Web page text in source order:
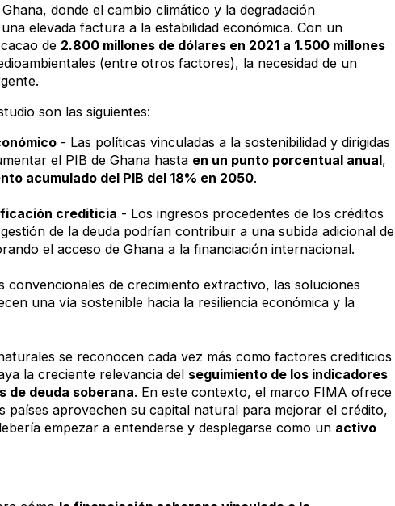
donde el cambio climático y la degradación
elevada factura a la estabilidad económica. Con un
de 2.800 millones de dólares en 2021 a 1.500 millones
(entre otros factores), la necesidad de un
son las siguientes:
- Las políticas vinculadas a la sostenibilidad y dirigidas
el PIB de Ghana hasta en un punto porcentual anual,
acumulado del PIB del 18% en 2050.
crediticia - Los ingresos procedentes de los créditos
de la deuda podrían contribuir a una subida adicional de
el acceso de Ghana a la financiación internacional.
convencionales de crecimiento extractivo, las soluciones
una vía sostenible hacia la resiliencia económica y la
se reconocen cada vez más como factores crediticios
la creciente relevancia del seguimiento de los indicadores
de deuda soberana. En este contexto, el marco FIMA ofrece
países aprovechen su capital natural para mejorar el crédito,
empezar a entenderse y desplegarse como un activo